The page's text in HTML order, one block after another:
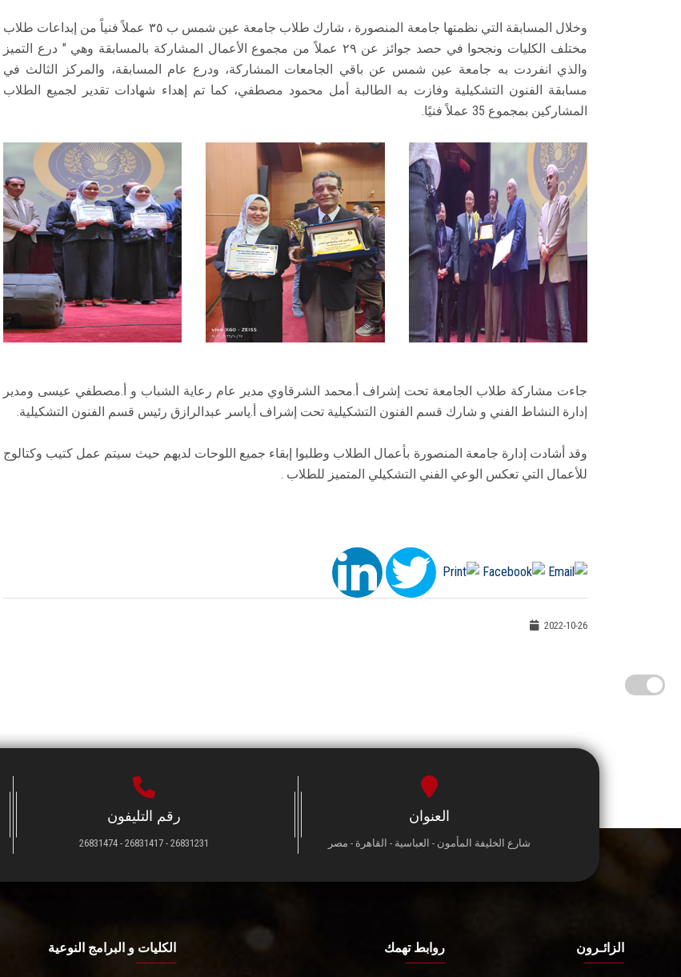
وخلال المسابقة التي نظمتها جامعة المنصورة ، شارك طلاب جامعة عين شمس ب ٣٥ عملاً فنياً من إبداعات طلاب
مختلف الكليات ونجحوا في حصد جوائز عن ٢٩ عملاً من مجموع الأعمال المشاركة بالمسابقة وهي " درع التميز
والذي انفردت به جامعة عين شمس عن باقي الجامعات المشاركة، ودرع عام المسابقة، والمركز الثالث في
مسابقة الفنون التشكيلية وفازت به الطالبة أمل محمود مصطفي، كما تم إهداء شهادات تقدير لجميع الطلاب
المشاركين بمجموع 35 عملاً فنيًا.
جاءت مشاركة طلاب الجامعة تحت إشراف أ.محمد الشرقاوي مدير عام رعاية الشباب و أ.مصطفي عيسى ومدير
إدارة النشاط الفني و شارك قسم الفنون التشكيلية تحت إشراف أ.ياسر عبدالرازق رئيس قسم الفنون التشكيلية.
وقد أشادت إدارة جامعة المنصورة بأعمال الطلاب وطلبوا إبقاء جميع اللوحات لديهم حيث سيتم عمل كتيب وكتالوج
للأعمال التي تعكس الوعي الفني التشكيلي المتميز للطلاب .
2022-10-26
العنوان
شارع الخليفة المأمون - العباسية - القاهرة - مصر
رقم التليفون
26831231 - 26831417 - 26831474
الزائـرون روابط تهمك الكليات و البرامج النوعية